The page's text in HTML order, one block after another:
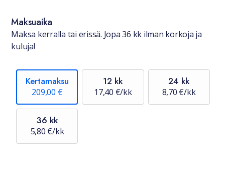
Maksuaika
Maksa kerralla tai erissä. Jopa 36 kk ilman korkoja ja
kuluja!
Kertamaksu
209,00 €
12 kk
17,40 €/kk
24 kk
8,70 €/kk
36 kk
5,80 €/kk